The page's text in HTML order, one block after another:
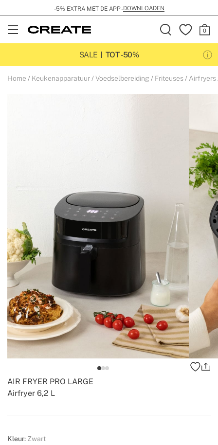
-5% EXTRA MET DE APP -DOWNLOADEN
Open
Menu
SALE
TOT -50%
Home Keukenapparatuur Voedselbereiding Friteuses Airfryers
Airfryer 6,2 L
AIR FRYER PRO LARGE
Create
Kleur: Zwart